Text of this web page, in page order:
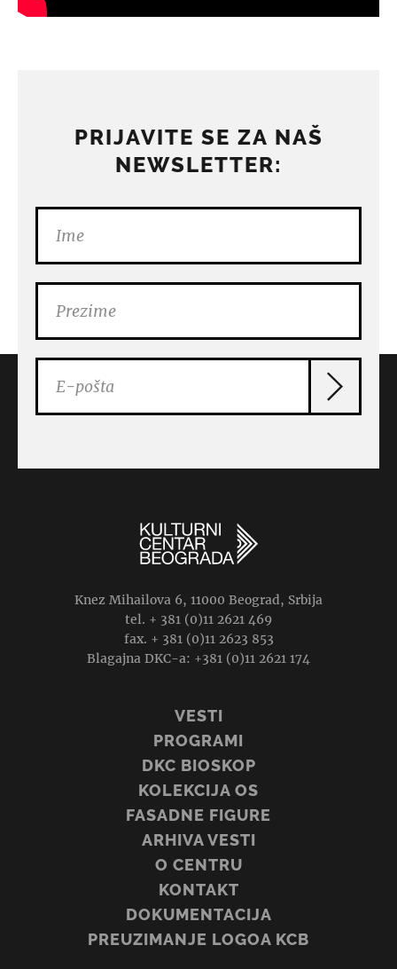
PRIJAVITE SE ZA NAŠ
NEWSLETTER:
Knez Mihailova 6, 11000 Beograd, Srbija
tel. + 381 (0)11 2621 469
fax. + 381 (0)11 2623 853
Blagajna DKC-a: +381 (0)11 2621 174
VESTI
PROGRAMI
DKC BIOSKOP
KOLEKCIJA OS
FASADNE FIGURE
ARHIVA VESTI
O CENTRU
KONTAKT
DOKUMENTACIJA
PREUZIMANJE LOGOA KCB